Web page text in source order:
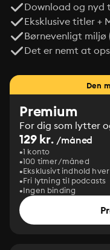
Download og nyd
Eksklusive titler +
Børnevenligt miljø
Det er nemt at
Den
Premium
For dig som lytter
129 kr. /måned
1 konto
100 timer/måned
Eksklusivt indhold
Fri lytning til podcasts
Ingen binding